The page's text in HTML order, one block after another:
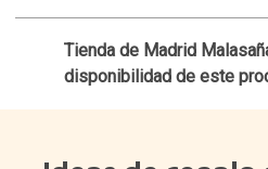
Si eres de los que se pasa
para que salga todo
ponen pegas… díselo todo
original.